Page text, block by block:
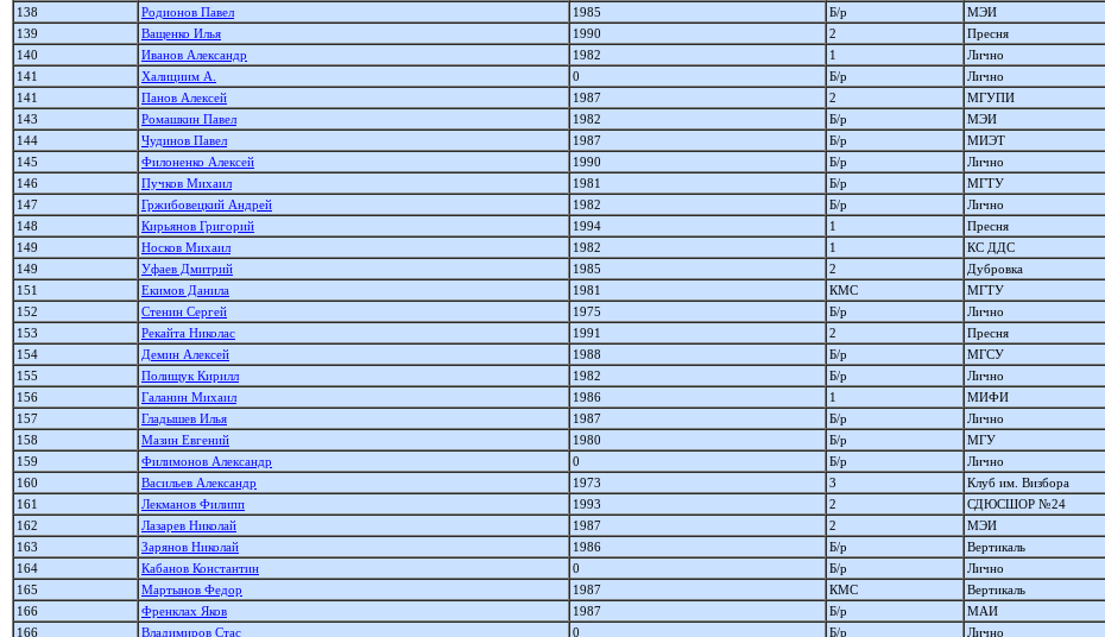
138
Родионов Павел 1985 Б/р МЭИ
139
Ващенко Илья 1990 2 Пресня
140
Иванов Александр 1982 1 Лично
141
Халициим А. 0 Б/р Лично
141
Панов Алекcей 1987 2 МГУПИ
143
Ромашкин Павел 1982 Б/р МЭИ
144
Чудинов Павел 1987 Б/р МИЭТ
145
Филоненко Алексей 1990 Б/р Лично
146
Пучков Михаил 1981 Б/р МГТУ
147
Гржибовецкий Андрей 1982 Б/р Лично
148
Кирьянов Григорий 1994 1 Пресня
149
Носков Михаил 1982 1 КС ДДС
149
Уфаев Дмитрий 1985 2 Дубровка
151
Екимов Данила 1981 КМС МГТУ
152
Стенин Сергей 1975 Б/р Лично
153
Рекайта Николас 1991 2 Пресня
154
Демин Алексей 1988 Б/р МГСУ
155
Полищук Кирилл 1982 Б/р Лично
156
Галанин Михаил 1986 1 МИФИ
157
Гладышев Илья 1987 Б/р Лично
158
Мазин Евгений 1980 Б/р МГУ
159
Филимонов Александр 0 Б/р Лично
160
Васильев Александр 1973 3 Клуб им. Визбора
161
Лекманов Филипп 1993 2 СДЮСШОР №24
162
Лазарев Николай 1987 2 МЭИ
163
Зарянов Николай 1986 Б/р Вертикаль
164
Кабанов Константин 0 Б/р Лично
165
Мартынов Федор 1987 КМС Вертикаль
166
Френклах Яков 1987 Б/р МАИ
166
Владимиров Стас 0 Б/р Лично